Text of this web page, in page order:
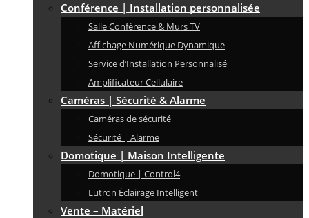
Conférence | Installation personnalisée
Salle Conférence & Murs TV
Affichage Numérique Dynamique
Service d’Installation Personnalisé
Amplificateur Cellulaire
Caméras | Sécurité & Alarme
Caméras de sécurité
Sécurité | Alarme
Domotique | Maison Intelligente
Domotique | Control4
Lutron Éclairage Intelligent
Vente – Matériel